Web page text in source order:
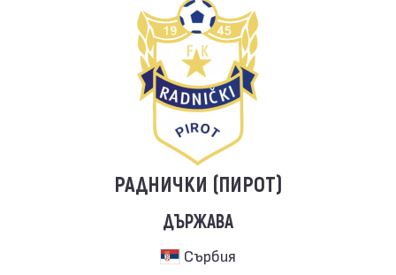
РАДНИЧКИ (ПИРОТ)
ДЪРЖАВА
Сърбия